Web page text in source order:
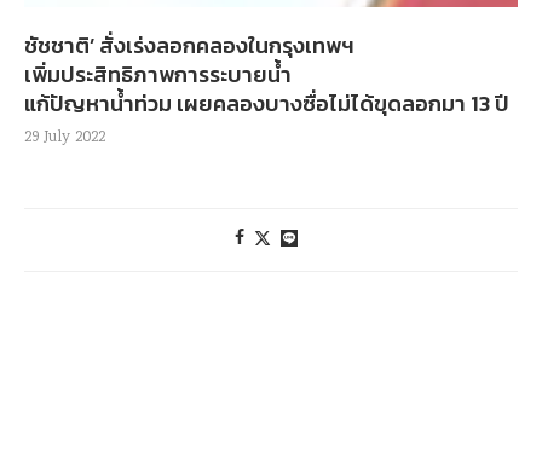
ชัชชาติ’ สั่งเร่งลอกคลองในกรุงเทพฯ
เพิ่มประสิทธิภาพการระบายน้ำ
แก้ปัญหาน้ำท่วม เผยคลองบางซื่อไม่ได้ขุดลอกมา 13 ปี
29 July 2022